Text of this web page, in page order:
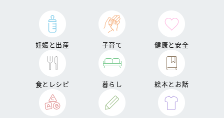
妊娠と出産 子育て 健康と安全
食とレシピ 暮らし 絵本とお話